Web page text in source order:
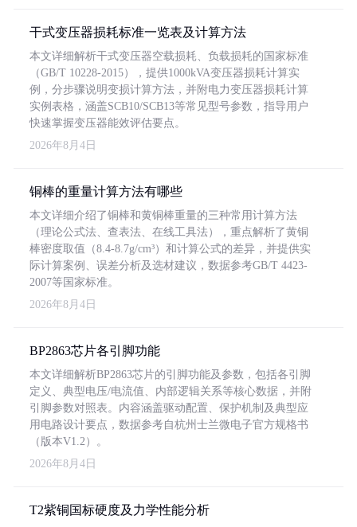
干式变压器损耗标准一览表及计算方法
本文详细解析干式变压器空载损耗、负载损耗的国家标准
（GB/T 10228-2015），提供1000kVA变压器损耗计算实
例，分步骤说明变损计算方法，并附电力变压器损耗计算
实例表格，涵盖SCB10/SCB13等常见型号参数，指导用户
快速掌握变压器能效评估要点。
2026年8月4日
铜棒的重量计算方法有哪些
本文详细介绍了铜棒和黄铜棒重量的三种常用计算方法
（理论公式法、查表法、在线工具法），重点解析了黄铜
棒密度取值（8.4-8.7g/cm³）和计算公式的差异，并提供实
际计算案例、误差分析及选材建议，数据参考GB/T 4423-
2007等国家标准。
2026年8月4日
BP2863芯片各引脚功能
本文详细解析BP2863芯片的引脚功能及参数，包括各引脚
定义、典型电压/电流值、内部逻辑关系等核心数据，并附
引脚参数对照表。内容涵盖驱动配置、保护机制及典型应
用电路设计要点，数据参考自杭州士兰微电子官方规格书
（版本V1.2）。
2026年8月4日
T2紫铜国标硬度及力学性能分析